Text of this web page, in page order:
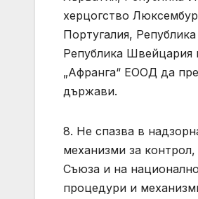
херцогство
Португалия,
Република Швейцария
„Афранга“ ЕООД да
държави.
8. Не спазва в
механизми за
Съюза и на
процедури и